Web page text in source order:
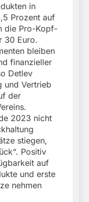
in
Prozent auf
die Pro-Kopf-
30 Euro.
bleiben
finanzieller
Detlev
und Vertrieb
der
2023 nicht
stiegen,
Positiv
auf
und erste
nehmen